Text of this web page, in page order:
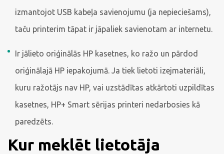
izmantojot USB kabeļa savienojumu (ja nepieciešams),
taču printerim tāpat ir jāpaliek savienotam ar internetu.
Ir jālieto oriģinālās HP kasetnes, ko ražo un pārdod
oriģinālajā HP iepakojumā. Ja tiek lietoti izejmateriāli,
kuru ražotājs nav HP, vai uzstādītas atkārtoti uzpildītas
kasetnes, HP+ Smart sērijas printeri nedarbosies kā
paredzēts.
Kur meklēt lietotāja